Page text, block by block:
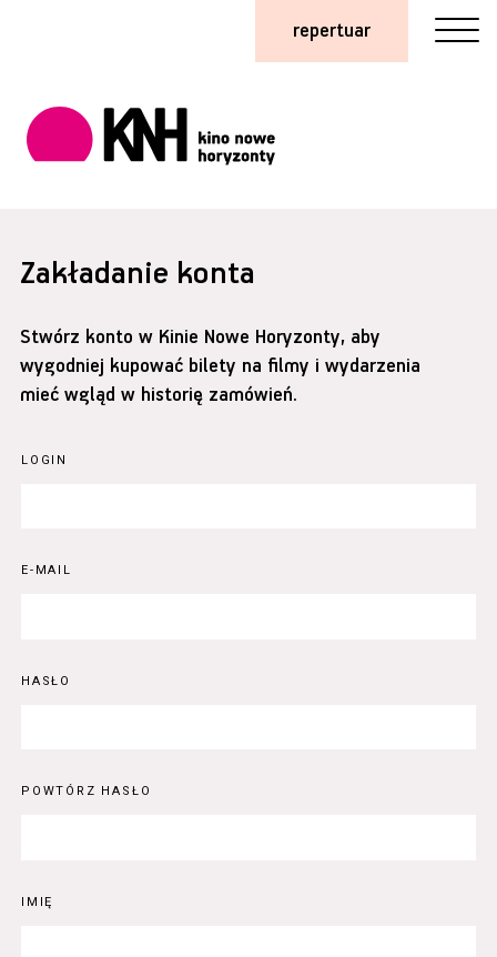
repertuar
Zakładanie konta
Stwórz konto w Kinie Nowe Horyzonty, aby
wygodniej kupować bilety na filmy i wydarzenia
mieć wgląd w historię zamówień.
LOGIN
E-MAIL
HASŁO
POWTÓRZ HASŁO
IMIĘ